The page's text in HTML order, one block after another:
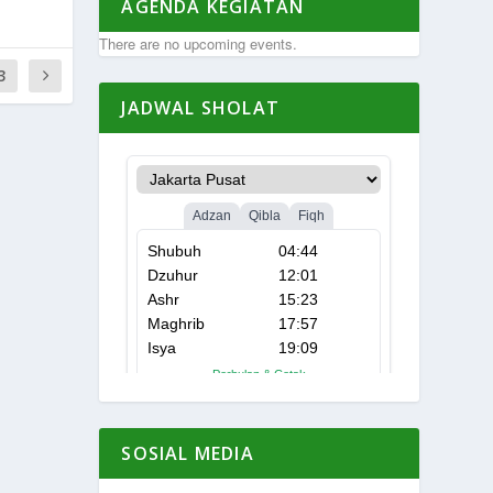
AGENDA KEGIATAN
There are no upcoming events.
JADWAL SHOLAT
SOSIAL MEDIA